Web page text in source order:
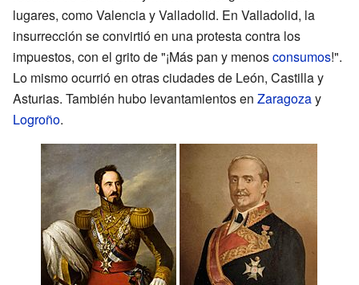
lugares, como Valencia y Valladolid. En Valladolid, la
insurrección se convirtió en una protesta contra los
impuestos, con el grito de "¡Más pan y menosconsumos!".
Lo mismo ocurrió en otras ciudades de León, Castilla y
Asturias. También hubo levantamientos en Zaragozay
Logroño.